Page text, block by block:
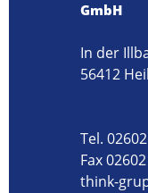
GmbH
In der
56412
Tel.
Fax
think-